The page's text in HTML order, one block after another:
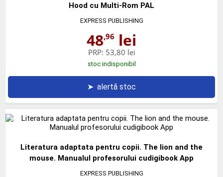
Hood cu Multi-Rom PAL
EXPRESS PUBLISHING
48,96 lei
PRP: 53,80 lei
stoc indisponibil
➤ alertă stoc
Literatura adaptata pentru copii. The lion and the
mouse. Manualul profesorului cudigibook App
EXPRESS PUBLISHING